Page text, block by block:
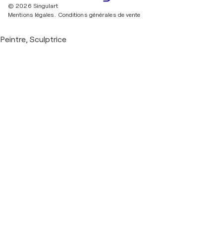
© 2026 Singulart
Mentions légales. Conditions générales de vente
Peintre, Sculptrice